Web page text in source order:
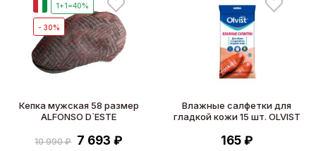
1+1=40%
- 30%
Кепка мужская 58 размер
ALFONSO D`ESTE
10 990 ₽ 7 693 ₽
Влажные салфетки для
гладкой кожи 15 шт. OLVIST
165 ₽